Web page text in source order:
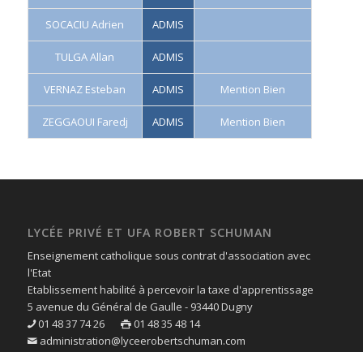
SOCACIU Adrien ADMIS
TULGA Allan ADMIS
VERNAZ Esteban ADMIS Mention Bien
ZEGGAOUI Faredj ADMIS Mention Bien
LYCÉE PRIVÉ ET UFA ROBERT SCHUMAN
Enseignement catholique sous contrat d'association avec
l'Etat
Etablissement habilité à percevoir la taxe d'apprentissage
5 avenue du Général de Gaulle - 93440 Dugny
01 48 37 74 26
01 48 35 48 14
administration@lyceerobertschuman.com